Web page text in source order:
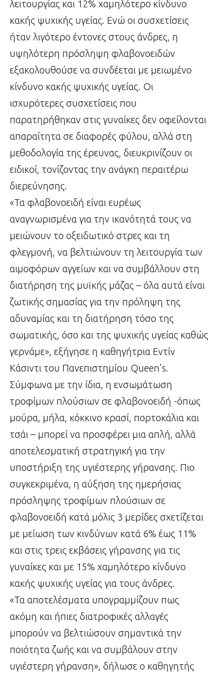
λειτουργίας και 12% χαμηλότερο κίνδυνο
κακής ψυχικής υγείας. Ενώ οι συσχετίσεις
ήταν λιγότερο έντονες στους άνδρες, η
υψηλότερη πρόσληψη φλαβονοειδών
εξακολουθούσε να συνδέεται με μειωμένο
κίνδυνο κακής ψυχικής υγείας. Οι
ισχυρότερες συσχετίσεις που
παρατηρήθηκαν στις γυναίκες δεν οφείλονται
απαραίτητα σε διαφορές φύλου, αλλά στη
μεθοδολογία της έρευνας, διευκρινίζουν οι
ειδικοί, τονίζοντας την ανάγκη περαιτέρω
διερεύνησης.
«Τα φλαβονοειδή είναι ευρέως
αναγνωρισμένα για την ικανότητά τους να
μειώνουν το οξειδωτικό στρες και τη
φλεγμονή, να βελτιώνουν τη λειτουργία των
αιμοφόρων αγγείων και να συμβάλλουν στη
διατήρηση της μυϊκής μάζας – όλα αυτά είναι
ζωτικής σημασίας για την πρόληψη της
αδυναμίας και τη διατήρηση τόσο της
σωματικής, όσο και της ψυχικής υγείας καθώς
γερνάμε», εξήγησε η καθηγήτρια Εντίν
Κάσιντι του Πανεπιστημίου Queen’s.
Σύμφωνα με την ίδια, η ενσωμάτωση
τροφίμων πλούσιων σε φλαβονοειδή -όπως
μούρα, μήλα, κόκκινο κρασί, πορτοκάλια και
τσάι – μπορεί να προσφέρει μια απλή, αλλά
αποτελεσματική στρατηγική για την
υποστήριξη της υγιέστερης γήρανσης. Πιο
συγκεκριμένα, η αύξηση της ημερήσιας
πρόσληψης τροφίμων πλούσιων σε
φλαβονοειδή κατά μόλις 3 μερίδες σχετίζεται
με μείωση των κινδύνων κατά 6% έως 11%
και στις τρεις εκβάσεις γήρανσης για τις
γυναίκες και με 15% χαμηλότερο κίνδυνο
κακής ψυχικής υγείας για τους άνδρες.
«Τα αποτελέσματα υπογραμμίζουν πως
ακόμη και ήπιες διατροφικές αλλαγές
μπορούν να βελτιώσουν σημαντικά την
ποιότητα ζωής και να συμβάλουν στην
υγιέστερη γήρανση», δήλωσε ο καθηγητής